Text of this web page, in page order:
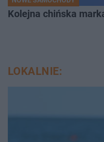
Kolejna chińska
LOKALNIE: